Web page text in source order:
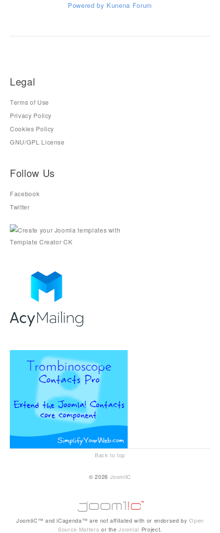
Powered by Kunena Forum
Legal
Terms of Use
Privacy Policy
Cookies Policy
GNU/GPL License
Follow Us
Facebook
Twitter
Back to top
© 2026 JoomliC
JoomliC™ and iCagenda™ are not affiliated with or endorsed byOpen
Source Matters or theJoomla! Project.